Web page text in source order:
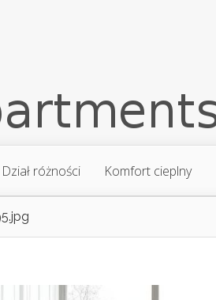
Dział różności Komfort cieplny